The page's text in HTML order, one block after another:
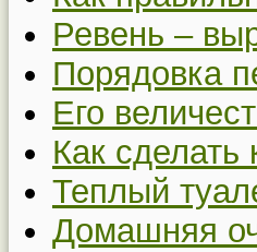
Ревень –
Порядовка
Его
Как
Теплый
Домашняя